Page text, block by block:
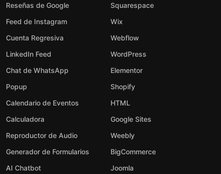
Reseñas de Google
Feed de Instagram
Cuenta Regresiva
LinkedIn Feed
Chat de WhatsApp
Popup
Calendario de Eventos
Calculadora
Reproductor de Audio
Generador de Formularios
AI Chatbot
Squarespace
Wix
Webflow
WordPress
Elementor
Shopify
HTML
Google Sites
Weebly
BigCommerce
Joomla